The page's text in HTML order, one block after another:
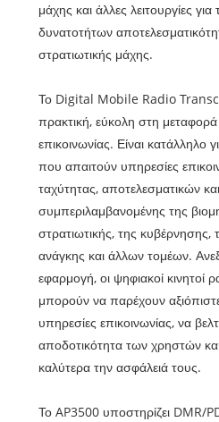
μάχης και άλλες λειτουργίες
δυνατοτήτων
στρατιωτικής μάχης.
Το Digital Mobile Radio
πρακτική, εύκολη στη μεταφορά
επικοινωνίας. Είναι κατάλληλο
που απαιτούν υπηρεσίες
ταχύτητας, αποτελεσματικών
συμπεριλαμβανομένης της
στρατιωτικής, της κυβέρνησης,
ανάγκης και άλλων τομέων.
εφαρμογή, οι ψηφιακοί κινητοί
μπορούν να παρέχουν
υπηρεσίες επικοινωνίας, να
αποδοτικότητα των χρηστών
καλύτερα την ασφάλειά τους.
Το AP3500 υποστηρίζει DMR/